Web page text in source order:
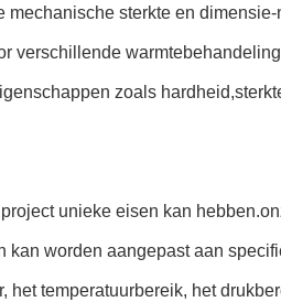
sterkte en
verschillende
zoals
unieke eisen kan
kan worden aangepast aan
het temperatuurbereik, het